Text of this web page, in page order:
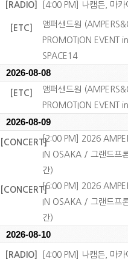
[RADIO] [4:00 PM] 나캠든, 마카
[ETC]
앰퍼샌드원
PROMOTION EVENT
SPACE14
2026-08-08
[ETC]
앰퍼샌드원
PROMOTION EVENT
2026-08-09
[CONCERT][2:00 PM] 2026
IN OSAKA / 그랜드프
간)
[CONCERT][6:00 PM] 2026
IN OSAKA / 그랜드프
간)
2026-08-10
[RADIO] [4:00 PM] 나캠든, 마카